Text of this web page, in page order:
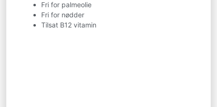
Fri for palmeolie
Fri for nødder
Tilsat B12 vitamin